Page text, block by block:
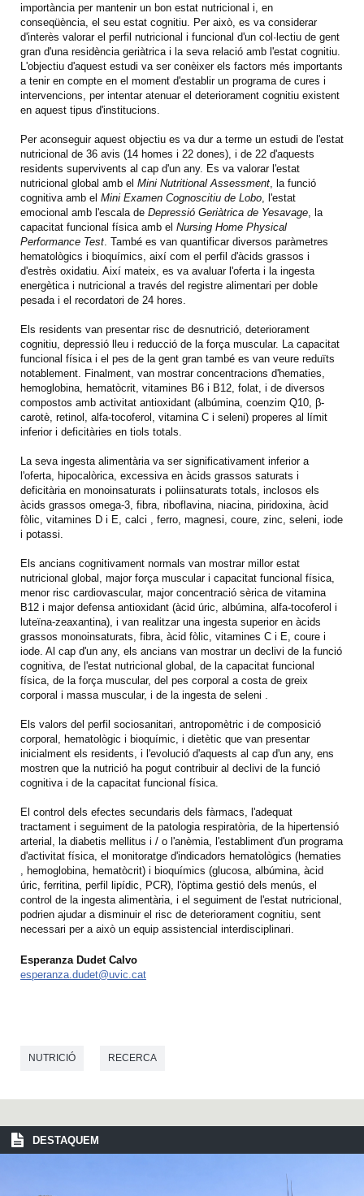
importància per mantenir un bon estat nutricional i, en
conseqüència, el seu estat cognitiu. Per això, es va considerar
d'interès valorar el perfil nutricional i funcional d'un col·lectiu de gent
gran d'una residència geriàtrica i la seva relació amb l'estat cognitiu.
L'objectiu d'aquest estudi va ser conèixer els factors més importants
a tenir en compte en el moment d'establir un programa de cures i
intervencions, per intentar atenuar el deteriorament cognitiu existent
en aquest tipus d'institucions.
Per aconseguir aquest objectiu es va dur a terme un estudi de l'estat
nutricional de 36 avis (14 homes i 22 dones), i de 22 d'aquests
residents supervivents al cap d'un any. Es va valorar l'estat
nutricional global amb el Mini Nutritional Assessment , la funció
cognitiva amb el Mini Examen Cognoscitiu de Lobo , l'estat
emocional amb l'escala de Depressió Geriàtrica de Yesavage , la
capacitat funcional física amb el Nursing Home Physical
Performance Test . També es van quantificar diversos paràmetres
hematològics i bioquímics, així com el perfil d'àcids grassos i
d'estrès oxidatiu. Així mateix, es va avaluar l'oferta i la ingesta
energètica i nutricional a través del registre alimentari per doble
pesada i el recordatori de 24 hores.
Els residents van presentar risc de desnutrició, deteriorament
cognitiu, depressió lleu i reducció de la força muscular. La capacitat
funcional física i el pes de la gent gran també es van veure reduïts
notablement. Finalment, van mostrar concentracions d'hematies,
hemoglobina, hematòcrit, vitamines B6 i B12, folat, i de diversos
compostos amb activitat antioxidant (albúmina, coenzim Q10, β-
carotè, retinol, alfa-tocoferol, vitamina C i seleni) properes al límit
inferior i deficitàries en tiols totals.
La seva ingesta alimentària va ser significativament inferior a
l'oferta, hipocalòrica, excessiva en àcids grassos saturats i
deficitària en monoinsaturats i poliinsaturats totals, inclosos els
àcids grassos omega-3, fibra, riboflavina, niacina, piridoxina, àcid
fòlic, vitamines D i E, calci , ferro, magnesi, coure, zinc, seleni, iode
i potassi.
Els ancians cognitivament normals van mostrar millor estat
nutricional global, major força muscular i capacitat funcional física,
menor risc cardiovascular, major concentració sèrica de vitamina
B12 i major defensa antioxidant (àcid úric, albúmina, alfa-tocoferol i
luteïna-zeaxantina), i van realitzar una ingesta superior en àcids
grassos monoinsaturats, fibra, àcid fòlic, vitamines C i E, coure i
iode. Al cap d'un any, els ancians van mostrar un declivi de la funció
cognitiva, de l'estat nutricional global, de la capacitat funcional
física, de la força muscular, del pes corporal a costa de greix
corporal i massa muscular, i de la ingesta de seleni .
Els valors del perfil sociosanitari, antropomètric i de composició
corporal, hematològic i bioquímic, i dietètic que van presentar
inicialment els residents, i l'evolució d'aquests al cap d'un any, ens
mostren que la nutrició ha pogut contribuir al declivi de la funció
cognitiva i de la capacitat funcional física.
El control dels efectes secundaris dels fàrmacs, l'adequat
tractament i seguiment de la patologia respiratòria, de la hipertensió
arterial, la diabetis mellitus i / o l'anèmia, l'establiment d'un programa
d'activitat física, el monitoratge d'indicadors hematològics (hematies
, hemoglobina, hematòcrit) i bioquímics (glucosa, albúmina, àcid
úric, ferritina, perfil lipídic, PCR), l'òptima gestió dels menús, el
control de la ingesta alimentària, i el seguiment de l'estat nutricional,
podrien ajudar a disminuir el risc de deteriorament cognitiu, sent
necessari per a això un equip assistencial interdisciplinari.
Esperanza Dudet Calvo
esperanza.dudet@uvic.cat
NUTRICIÓ RECERCA
DESTAQUEM